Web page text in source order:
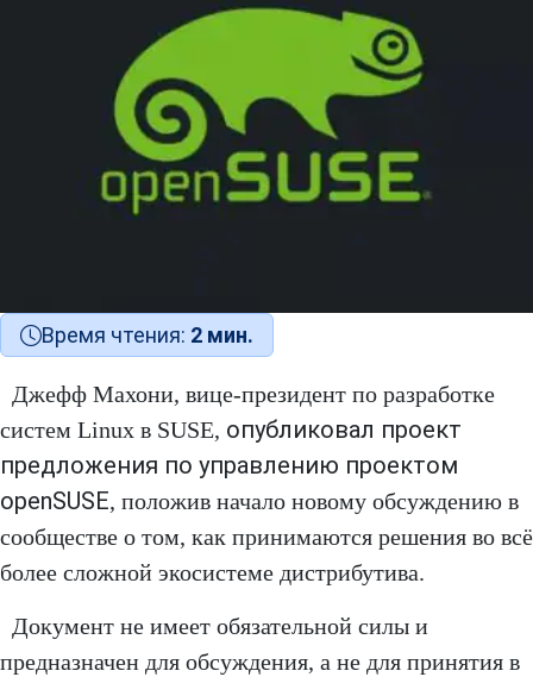
Время чтения: 2 мин.
Джефф Махони, вице-президент по разработке
систем Linux в SUSE, опубликовал проект
предложения по управлению проектом
openSUSE, положив начало новому обсуждению в
сообществе о том, как принимаются решения во всё
более сложной экосистеме дистрибутива.
Документ не имеет обязательной силы и
предназначен для обсуждения, а не для принятия в